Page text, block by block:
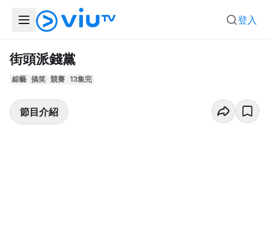
登入
街頭派錢黨
綜藝 搞笑 競賽 13集完
節目介紹